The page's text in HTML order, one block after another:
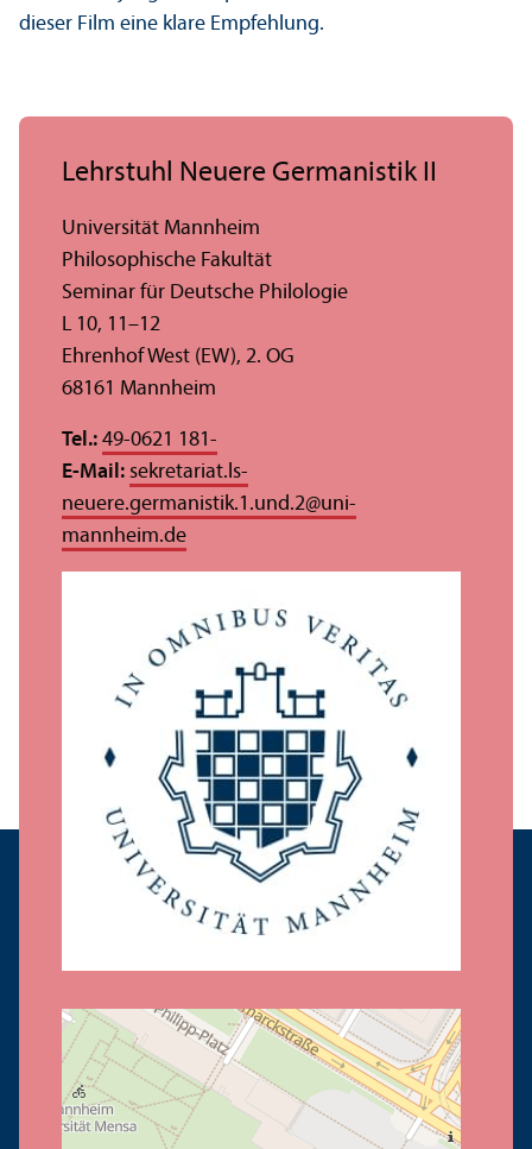
dieser Film eine klare Empfehlung.
Lehr­stuhl Neuere Germanistik II
Universität Mannheim
Philosophische Fakultät
Seminar für Deutsche Philologie
L 10, 11–12
Ehrenhof West (EW), 2. OG
68161 Mannheim
Tel.: 49-0621 181-
E-Mail: sekretariat.ls-
neuere.germanistik.1.und.2@uni-
mannheim.de